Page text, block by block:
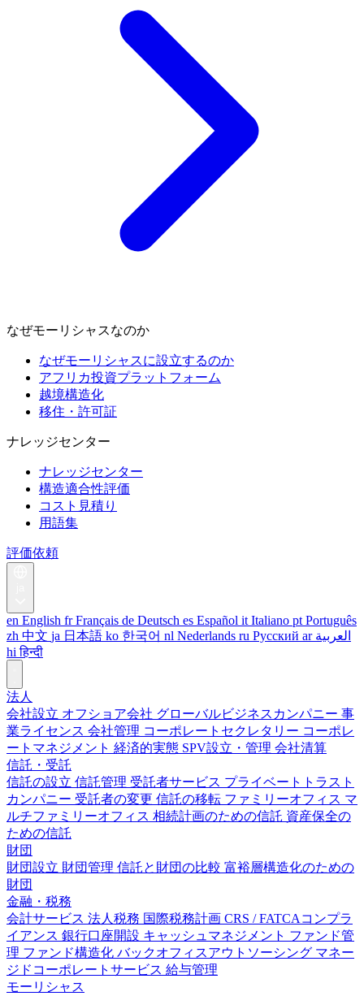
なぜモーリシャスなのか
なぜモーリシャスに設立するのか
アフリカ投資プラットフォーム
越境構造化
移住・許可証
ナレッジセンター
ナレッジセンター
構造適合性評価
コスト見積り
用語集
評価依頼
en English fr Français de Deutsch es Español it Italiano pt Português
zh 中文 ja 日本語 ko 한국어 nl Nederlands ru Русский ar العربية
hi हिन्दी
法人
会社設立 オフショア会社 グローバルビジネスカンパニー 事
業ライセンス 会社管理 コーポレートセクレタリー コーポレ
ートマネジメント 経済的実態 SPV設立・管理 会社清算
信託・受託
信託の設立 信託管理 受託者サービス プライベートトラスト
カンパニー 受託者の変更 信託の移転 ファミリーオフィス マ
ルチファミリーオフィス 相続計画のための信託 資産保全の
ための信託
財団
財団設立 財団管理 信託と財団の比較 富裕層構造化のための
財団
金融・税務
会計サービス 法人税務 国際税務計画 CRS / FATCAコンプラ
イアンス 銀行口座開設 キャッシュマネジメント ファンド管
理 ファンド構造化 バックオフィスアウトソーシング マネー
ジドコーポレートサービス 給与管理
モーリシャス